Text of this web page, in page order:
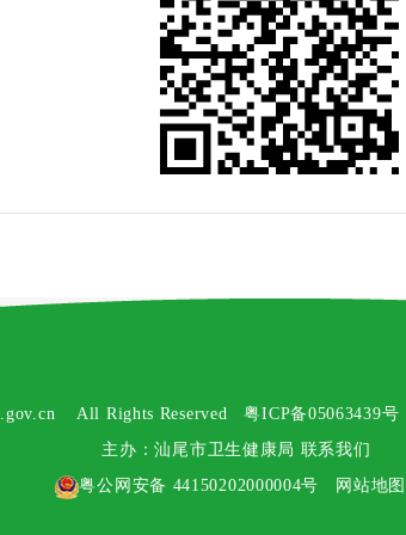
All Rights Reserved粤ICP备05063439号
主办：汕尾市卫生健康局 联系我们
粤公网安备 44150202000004号 网站地图